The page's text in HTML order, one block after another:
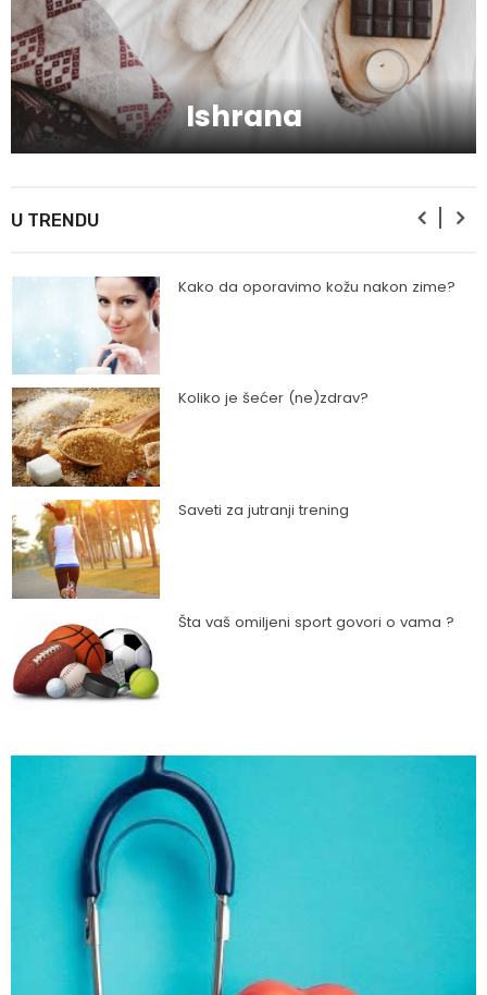
Ishrana
U TRENDU
Skijanje pa plivanje, idealne aktivnosti na
raspustu u Sloveniji
Kako da oporavimo kožu nakon zime?
Koliko je šećer (ne)zdrav?
Saveti za jutranji trening
Šta vaš omiljeni sport govori o vama ?
Kako da ostanete fit - vežbajte kod kuće
Zbog čega je zumba sve popularnija?